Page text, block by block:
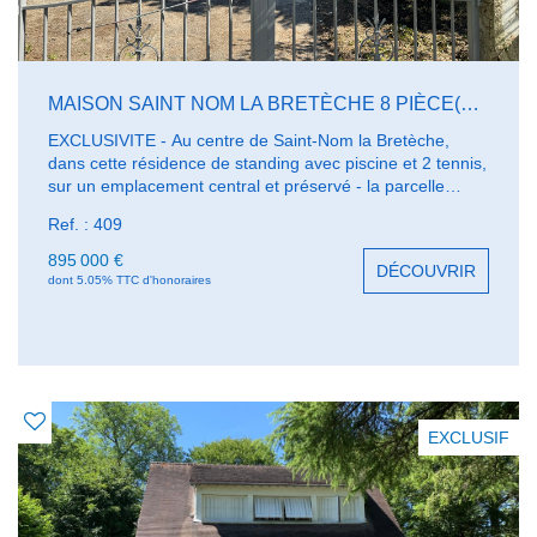
MAISON SAINT NOM LA BRETÈCHE 8 PIÈCE(S) 194 M2
EXCLUSIVITE - Au centre de Saint-Nom la Bretèche,
dans cette résidence de standing avec piscine et 2 tennis,
sur un emplacement central et préservé - la parcelle
Cette maison familiale de 194 m² habitables, sur l'un des
grands terrains de la résidence -1460 m² -. Elle comprend
5 chambres dont une en rez de chaussée; le séjour triple
de 62 m² comprend une belle véranda bien exposée.
Ref. : 409
895 000 €
dont 5.05% TTC d'honoraires DÉCOUVRIR
EXCLUSIF